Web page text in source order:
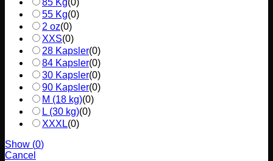
55 Kg(0)
2 oz(0)
XXS(0)
28 Kapsler(0)
84 Kapsler(0)
30 Kapsler(0)
90 Kapsler(0)
M (18 kg)(0)
L (30 kg)(0)
XXXL(0)
Show (0)
Cancel